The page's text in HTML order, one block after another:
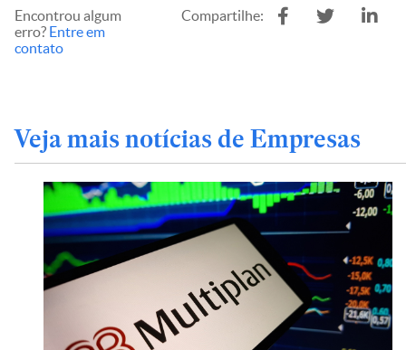
Encontrou algum
erro? Entre em
contato
Compartilhe:
Veja mais notícias de Empresas